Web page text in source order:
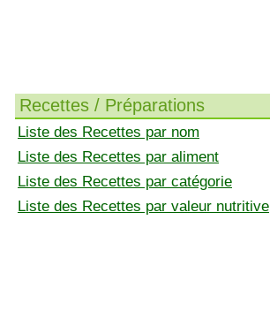
Recettes / Préparations
Liste des Recettes par nom
Liste des Recettes par aliment
Liste des Recettes par catégorie
Liste des Recettes par valeur nutritive